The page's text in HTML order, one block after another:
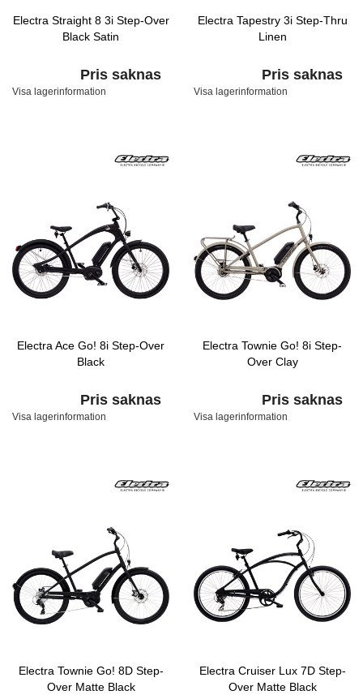
Electra Straight 8 3i Step-Over
Black Satin
Pris saknas
Visa lagerinformation
Electra Tapestry 3i Step-Thru
Linen
Pris saknas
Visa lagerinformation
Electra Ace Go! 8i Step-Over
Black
Pris saknas
Visa lagerinformation
Electra Townie Go! 8i Step-
Over Clay
Pris saknas
Visa lagerinformation
Electra Townie Go! 8D Step-
Over Matte Black
Electra Cruiser Lux 7D Step-
Over Matte Black